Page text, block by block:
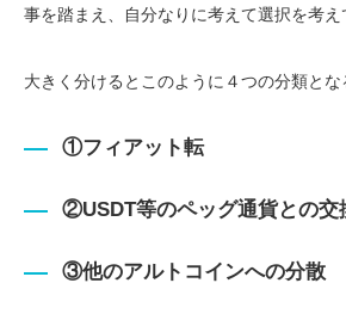
事を踏まえ、自分なりに考えて選択を考え
大きく分けるとこのように４つの分類とな
①フィアット転
②USDT等のペッグ通貨との交
③他のアルトコインへの分散